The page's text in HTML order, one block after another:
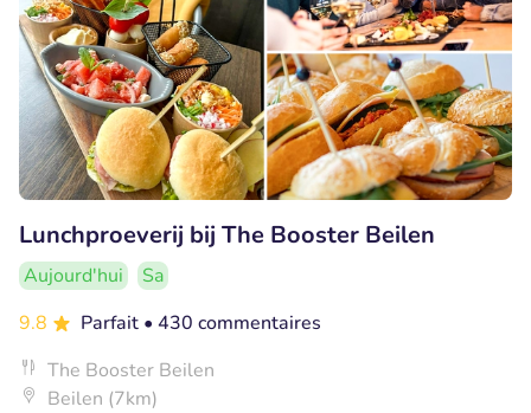
Lunchproeverij bij The Booster Beilen
Aujourd'hui
Sa
9.8
Parfait • 430 commentaires
The Booster Beilen
Beilen (7km)